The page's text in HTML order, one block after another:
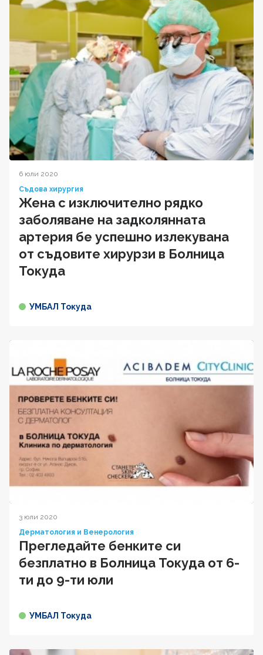
6 юли 2020
Съдова хирургия
Жена с изключително рядко
заболяване на задколянната
артерия бе успешно излекувана
от съдовите хирурзи в Болница
Токуда
УМБАЛ Токуда
3 юли 2020
Дерматология и Венерология
Прегледайте бенките си
безплатно в Болница Токуда от 6-
ти до 9-ти юли
УМБАЛ Токуда